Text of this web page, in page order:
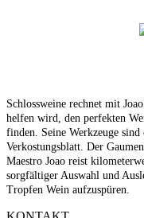
Schlossweine rechnet mit
helfen wird, den perfekten
finden. Seine Werkzeuge
Verkostungsblatt. Der
Maestro Joao reist
sorgfältiger Auswahl und
Tropfen Wein aufzuspüren.